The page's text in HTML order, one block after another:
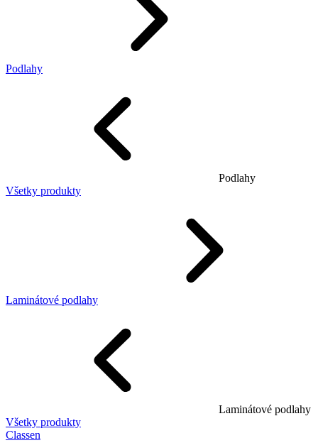
Podlahy
Podlahy
Všetky produkty
Laminátové podlahy
Laminátové podlahy
Všetky produkty
Classen